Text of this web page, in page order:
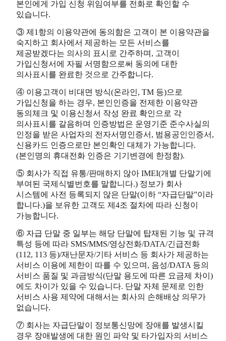
본인에게 가입 신청 위임여부를 전화로 확인할 수
있습니다.
③ 제1항의 이용약관에 동의함은 고객이 본 이용약관을
숙지하고 회사에서 제공하는 모든 서비스를
제공받겠다는 의사의 표시로 간주하며, 고객이
가입신청서에 자필 서명함으로써 동의에 대한
의사표시를 완료한 것으로 간주합니다.
④ 이용고객이 비대면 방식(온라인, TM 등)으로
가입신청을 하는 경우, 본인인증을 전제한 이용약관
동의체크 및 이용신청서 작성 완료 확인으로 각
의사표시를 갈음하며 인증방법은 운영기준 준수사실의
인정을 받은 사업자의 전자서명인증서, 범용공인인증서,
신용카드 인증으로만 본인확인 대체가 가능합니다.
(본인명의 휴대전화 인증은 기기변경에 한정함).
⑤ 회사가 직접 유통/판매하지 않아 IMEI(개별 단말기에
부여된 국제식별번호를 말합니다.) 정보가 회사
시스템에 사전 등록되지 않은 단말(이하 “자급단말”이라
합니다.)을 보유한 고객도 제4조 절차에 따라 신청이
가능합니다.
⑥ 자급 단말 중 일부는 해당 단말에 탑재된 기능 및 규격
특성 등에 따라 SMS/MMS/영상전화/DATA/긴급전화
(112, 113 등)/재난문자/기타 서비스 등 회사가 제공하는
서비스 이용에 제한이 따를 수 있으며, 음성/DATA 등의
서비스 품질 및 과금방식(단말 용도에 따른 요금제 차이)
에도 차이가 있을 수 있습니다. 단말 자체 문제로 인한
서비스 사용 제약에 대해서는 회사의 손해배상 의무가
없습니다.
⑦ 회사는 자급단말이 정보통신망에 장애를 발생시킬
경우 장애발생에 대한 원인 파악 및 타가입자의 서비스